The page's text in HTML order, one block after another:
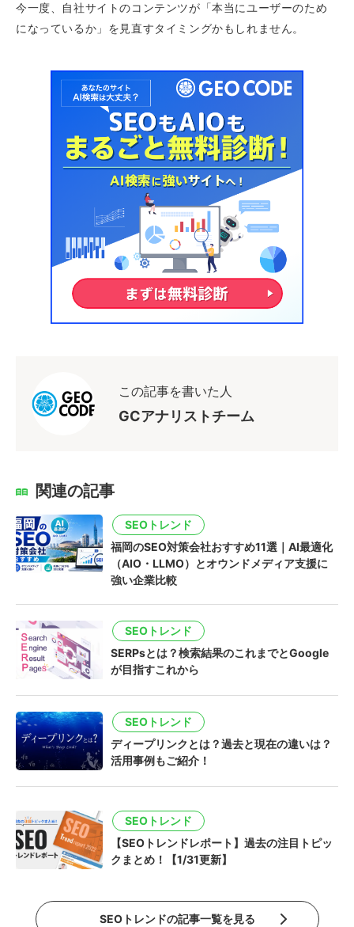
今一度、自社サイトのコンテンツが「本当にユーザーのため
になっているか」を見直すタイミングかもしれません。
この記事を書いた人
GCアナリストチーム
関連の記事
SEOトレンド
福岡のSEO対策会社おすすめ11選｜AI最適化
（AIO・LLMO）とオウンドメディア支援に
強い企業比較
SEOトレンド
SERPsとは？検索結果のこれまでとGoogle
が目指すこれから
SEOトレンド
ディープリンクとは？過去と現在の違いは？
活用事例もご紹介！
SEOトレンド
【SEOトレンドレポート】過去の注目トピッ
クまとめ！【1/31更新】
SEOトレンドの記事一覧を見る